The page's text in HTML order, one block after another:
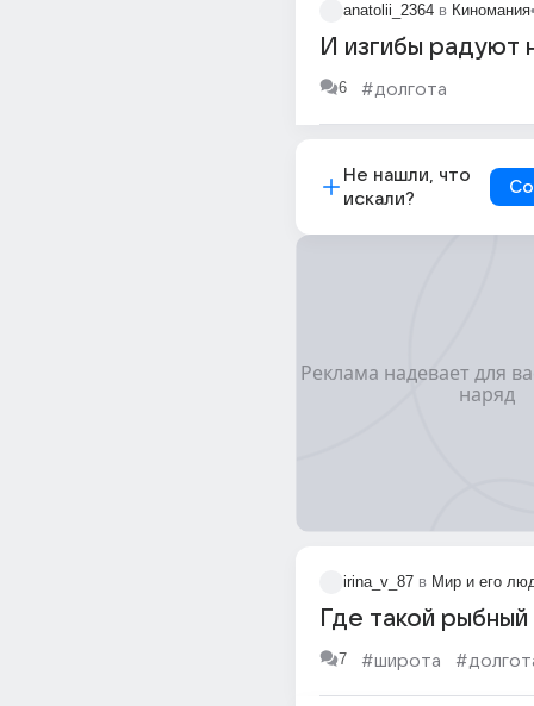
положения?
anatolii_2364 в Киномания
И изгибы радуют
6 #долгота
Не нашли, что
искали?
irina_v_87 в Мир и его
Где такой рыбный
7 #широта